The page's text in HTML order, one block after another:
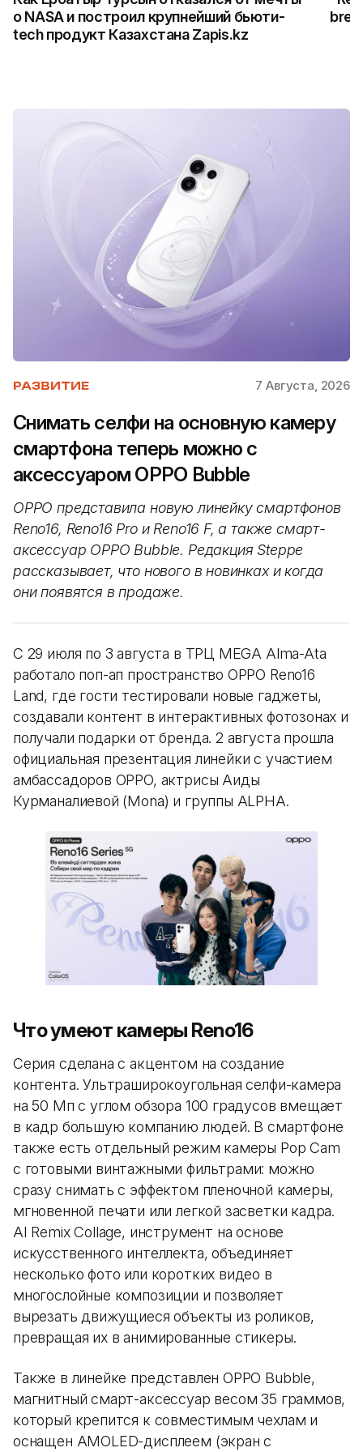
о NASA и построил крупнейший бьюти-
tech продукт Казахстана Zapis.kz
РАЗВИТИЕ 7 Августа, 2026
Снимать селфи на основную камеру
смартфона теперь можно с
аксессуаром OPPO Bubble
OPPO представила новую линейку смартфонов
Reno16, Reno16 Pro и Reno16 F, а также смарт-
аксессуар OPPO Bubble. Редакция Steppe
рассказывает, что нового в новинках и когда
они появятся в продаже.
С 29 июля по 3 августа в ТРЦ MEGA Alma-Ata
работало поп-ап пространство OPPO Reno16
Land, где гости тестировали новые гаджеты,
создавали контент в интерактивных фотозонах и
получали подарки от бренда. 2 августа прошла
официальная презентация линейки с участием
амбассадоров OPPO, актрисы Аиды
Курманалиевой (Mona) и группы ALPHA.
Что умеют камеры Reno16
Серия сделана с акцентом на создание
контента. Ультраширокоугольная селфи-камера
на 50 Мп с углом обзора 100 градусов вмещает
в кадр большую компанию людей. В смартфоне
также есть отдельный режим камеры Pop Cam
с готовыми винтажными фильтрами: можно
сразу снимать с эффектом пленочной камеры,
мгновенной печати или легкой засветки кадра.
AI Remix Collage, инструмент на основе
искусственного интеллекта, объединяет
несколько фото или коротких видео в
многослойные композиции и позволяет
вырезать движущиеся объекты из роликов,
превращая их в анимированные стикеры.
Также в линейке представлен OPPO Bubble,
магнитный смарт-аксессуар весом 35 граммов,
который крепится к совместимым чехлам и
оснащен AMOLED-дисплеем (экран с